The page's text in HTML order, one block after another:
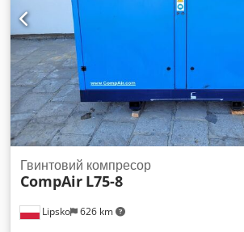
Lipsko 626 km
Гвинтовий компресор
CompAir L75-8